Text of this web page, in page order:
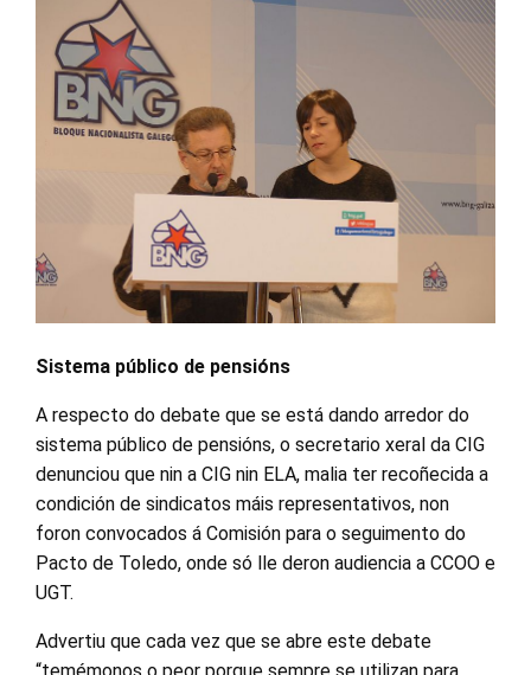
Sistema público de pensións
A respecto do debate que se está dando arredor do
sistema público de pensións, o secretario xeral da CIG
denunciou que nin a CIG nin ELA, malia ter recoñecida a
condición de sindicatos máis representativos, non
foron convocados á Comisión para o seguimento do
Pacto de Toledo, onde só lle deron audiencia a CCOO e
UGT.
Advertiu que cada vez que se abre este debate